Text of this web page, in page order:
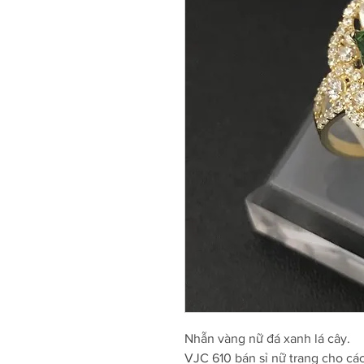
Nhẫn vàng nữ đá xanh lá cây.
VJC 610 bán sỉ nữ trang cho